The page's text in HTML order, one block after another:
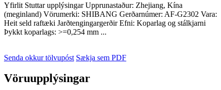
Yfirlit Stuttar upplýsingar Upprunastaður: Zhejiang, Kína
(meginland) Vörumerki: SHIBANG Gerðarnúmer: AF-G2302 Vara:
Heit seld raftæki Jarðtengingargerðir Efni: Koparlag og stálkjarni
Þykkt koparlags: >=0,254 mm ...
Senda okkur tölvupóst Sækja sem PDF
Vöruupplýsingar